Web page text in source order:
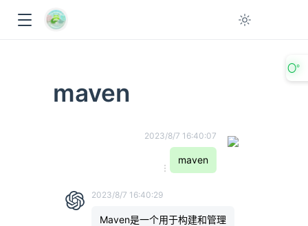
maven
2023/8/7 16:40:07
maven
2023/8/7 16:40:29
Maven是一个用于构建和管理
〇°